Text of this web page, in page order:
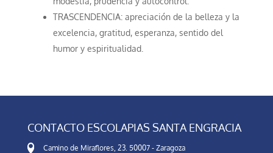
TRASCENDENCIA: apreciación de la belleza y la
excelencia, gratitud, esperanza, sentido del
humor y espiritualidad.
CONTACTO ESCOLAPIAS SANTA ENGRACIA
Camino de Miraflores, 23. 50007 - Zaragoza